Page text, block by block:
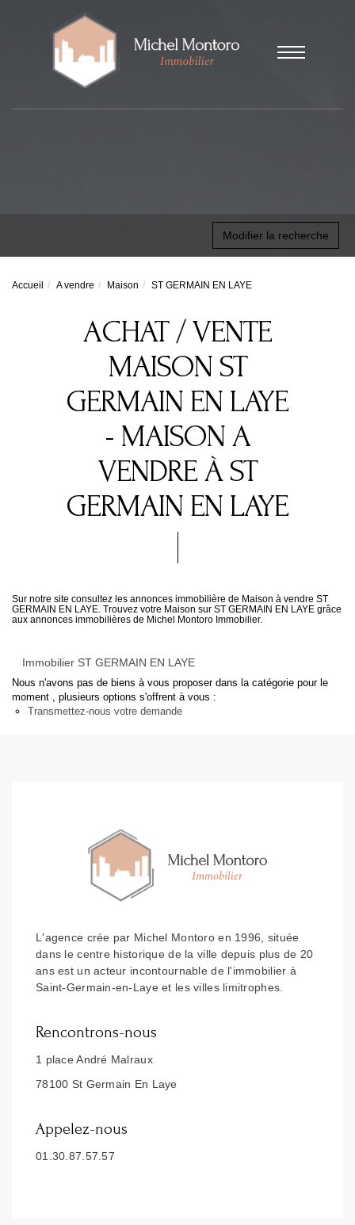
Modifier la recherche
Accueil A vendre Maison ST GERMAIN EN LAYE
ACHAT / VENTE
MAISON ST
GERMAIN EN LAYE
- MAISON A
VENDRE À ST
GERMAIN EN LAYE
Sur notre site consultez les annonces immobilière de Maison à vendre ST
GERMAIN EN LAYE. Trouvez votre Maison sur ST GERMAIN EN LAYE grâce
aux annonces immobilières de Michel Montoro Immobilier.
Immobilier ST GERMAIN EN LAYE
Nous n'avons pas de biens à vous proposer dans la catégorie pour le
moment , plusieurs options s'offrent à vous :
Transmettez-nous votre demande
L'agence crée par Michel Montoro en 1996, située
dans le centre historique de la ville depuis plus de 20
ans est un acteur incontournable de l'immobilier à
Saint-Germain-en-Laye et les villes limitrophes.
Rencontrons-nous
1 place André Malraux
78100 St Germain En Laye
Appelez-nous
01.30.87.57.57